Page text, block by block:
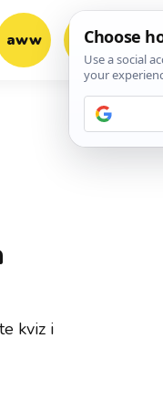
aww vrh!
kviz i